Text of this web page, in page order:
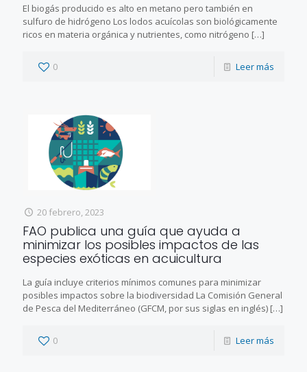
El biogás producido es alto en metano pero también en
sulfuro de hidrógeno Los lodos acuícolas son biológicamente
ricos en materia orgánica y nutrientes, como nitrógeno […]
0 Leer más
20 febrero, 2023
FAO publica una guía que ayuda a
minimizar los posibles impactos de las
especies exóticas en acuicultura
La guía incluye criterios mínimos comunes para minimizar
posibles impactos sobre la biodiversidad La Comisión General
de Pesca del Mediterráneo (GFCM, por sus siglas en inglés) […]
0 Leer más